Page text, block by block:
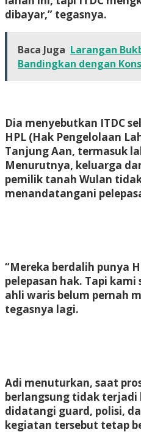
dibayar,” tegasnya.
Baca Juga Larangan
Bandingkan dengan
Dia menyebutkan ITDC
HPL (Hak Pengelolaan
Tanjung Aan, termasuk
Menurutnya, keluarga
pemilik tanah Wulan
menandatangani
“Mereka berdalih punya
pelepasan hak. Tapi
ahli waris belum pernah
tegasnya lagi.
Adi menuturkan, saat
berlangsung tidak terjadi
didatangi guard, polisi,
kegiatan tersebut tetap